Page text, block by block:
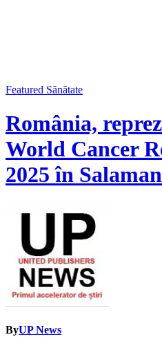
Featured Sănătate
România,
World Cancer
2025 în
ByUP News